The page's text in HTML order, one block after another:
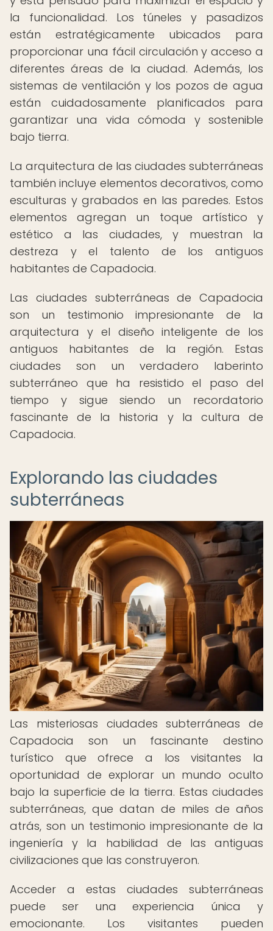
la funcionalidad. Los túneles y pasadizos
están estratégicamente ubicados para
proporcionar una fácil circulación y acceso a
diferentes áreas de la ciudad. Además, los
sistemas de ventilación y los pozos de agua
están cuidadosamente planificados para
garantizar una vida cómoda y sostenible
bajo tierra.
La arquitectura de las ciudades subterráneas
también incluye elementos decorativos, como
esculturas y grabados en las paredes. Estos
elementos agregan un toque artístico y
estético a las ciudades, y muestran la
destreza y el talento de los antiguos
habitantes de Capadocia.
Las ciudades subterráneas de Capadocia
son un testimonio impresionante de la
arquitectura y el diseño inteligente de los
antiguos habitantes de la región. Estas
ciudades son un verdadero laberinto
subterráneo que ha resistido el paso del
tiempo y sigue siendo un recordatorio
fascinante de la historia y la cultura de
Capadocia.
Explorando las ciudades
subterráneas
Las misteriosas ciudades subterráneas de
Capadocia son un fascinante destino
turístico que ofrece a los visitantes la
oportunidad de explorar un mundo oculto
bajo la superficie de la tierra. Estas ciudades
subterráneas, que datan de miles de años
atrás, son un testimonio impresionante de la
ingeniería y la habilidad de las antiguas
civilizaciones que las construyeron.
Acceder a estas ciudades subterráneas
puede ser una experiencia única y
emocionante. Los visitantes pueden